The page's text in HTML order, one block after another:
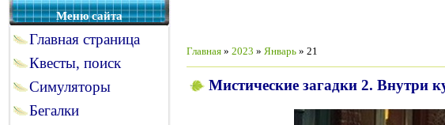
Меню сайта
Главная страница
Квесты, поиск
Симуляторы
Бегалки
Главная » 2023 » Январь » 21
Мистические загадки 2. Внутри